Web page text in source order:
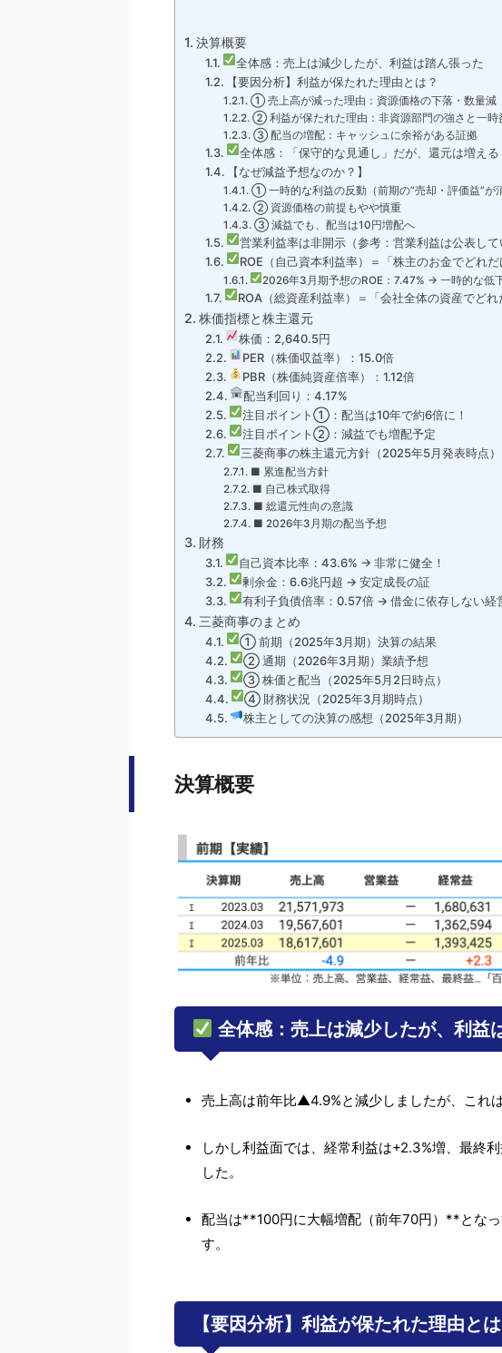
決算概要
全体感：売上は減少したが、利益は踏ん張った
【要因分析】利益が保たれた理由とは？
① 売上高が減った理由：資源価格の下落・数量減
② 利益が保たれた理由：非資源部門の強さと一時
③ 配当の増配：キャッシュに余裕がある証拠
全体感：「保守的な見通し」だが、還元は増える
【なぜ減益予想なのか？】
① 一時的な利益の反動（前期の“売却・評価益”が
② 資源価格の前提もやや慎重
③ 減益でも、配当は10円増配へ
営業利益率は非開示（参考：営業利益は公表して
ROE（自己資本利益率）＝「株主のお金でどれだ
2026年3月期予想のROE：7.47% → 一時的な低
ROA（総資産利益率）＝「会社全体の資産でどれ
株価指標と株主還元
株価：2,640.5円
PER（株価収益率）：15.0倍
PBR（株価純資産倍率）：1.12倍
配当利回り：4.17%
注目ポイント①：配当は10年で約6倍に！
注目ポイント②：減益でも増配予定
三菱商事の株主還元方針（2025年5月発表時点）
■ 累進配当方針
■ 自己株式取得
■ 総還元性向の意識
■ 2026年3月期の配当予想
財務
自己資本比率：43.6% → 非常に健全！
剰余金：6.6兆円超 → 安定成長の証
有利子負債倍率：0.57倍 → 借金に依存しない経
三菱商事のまとめ
① 前期（2025年3月期）決算の結果
② 通期（2026年3月期）業績予想
③ 株価と配当（2025年5月2日時点）
④ 財務状況（2025年3月期時点）
株主としての決算の感想（2025年3月期）
決算概要
全体感：売上は減少したが、利益
売上高は前年比▲4.9%と減少しましたが、これ
しかし利益面では、経常利益は+2.3%増、最終
した。
配当は**100円に大幅増配（前年70円）**とな
す。
【要因分析】利益が保たれた理由と